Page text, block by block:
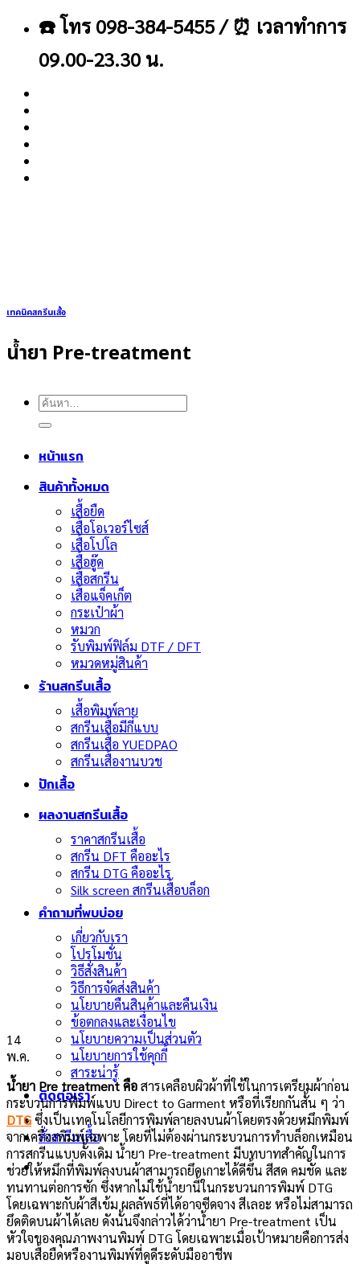
เนื้อหา
☎️ โทร 098-384-5455 / ⏰ เวลาทำการ
09.00-23.30 น.
ค้นหา:
หน้าแรก
สินค้าทั้งหมด
เสื้อยืด
เสื้อโอเวอร์ไซส์
เสื้อโปโล
เสื้อฮู๊ด
เสื้อสกรีน
เสื้อแจ็คเก็ต
กระเป๋าผ้า
หมวก
รับพิมพ์ฟิล์ม DTF / DFT
หมวดหมู่สินค้า
ร้านสกรีนเสื้อ
เสื้อพิมพ์ลาย
สกรีนเสื้อมีกี่แบบ
สกรีนเสื้อ YUEDPAO
สกรีนเสื้องานบวช
ปักเสื้อ
ผลงานสกรีนเสื้อ
ราคาสกรีนเสื้อ
สกรีน DFT คืออะไร
สกรีน DTG คืออะไร
Silk screen สกรีนเสื้อบล็อก
คำถามที่พบบ่อย
เกี่ยวกับเรา
โปรโมชั่น
วิธีสั่งสินค้า
วิธีการจัดส่งสินค้า
นโยบายคืนสินค้าและคืนเงิน
ข้อตกลงและเงื่อนไข
นโยบายความเป็นส่วนตัว
นโยบายการใช้คุกกี้
สาระน่ารู้
ติดต่อเรา
สั่งสกรีนเสื้อ
เทคนิคสกรีนเสื้อ
น้ำยา Pre-treatment
14
พ.ค.
น้ำยา Pre treatment คือสารเคลือบผิวผ้าที่ใช้ในการเตรียมผ้าก่อน
กระบวนการพิมพ์แบบ Direct to Garment หรือที่เรียกกันสั้น ๆ ว่า
DTGซึ่งเป็นเทคโนโลยีการพิมพ์ลายลงบนผ้าโดยตรงด้วยหมึกพิมพ์
จากเครื่องพิมพ์เฉพาะ โดยที่ไม่ต้องผ่านกระบวนการทำบล็อกเหมือน
การสกรีนแบบดั้งเดิม น้ำยา Pre-treatment มีบทบาทสำคัญในการ
ช่วยให้หมึกที่พิมพ์ลงบนผ้าสามารถยึดเกาะได้ดีขึ้น สีสด คมชัด และ
ทนทานต่อการซัก ซึ่งหากไม่ใช้น้ำยานี้ในกระบวนการพิมพ์ DTG
โดยเฉพาะกับผ้าสีเข้ม ผลลัพธ์ที่ได้อาจซีดจาง สีเลอะ หรือไม่สามารถ
ยึดติดบนผ้าได้เลย ดังนั้นจึงกล่าวได้ว่าน้ำยา Pre-treatment เป็น
หัวใจของคุณภาพงานพิมพ์ DTG โดยเฉพาะเมื่อเป้าหมายคือการส่ง
มอบเสื้อยืดหรืองานพิมพ์ที่ดูดีระดับมืออาชีพ